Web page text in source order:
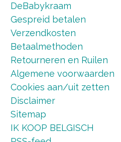
DeBabykraam
Gespreid betalen
Verzendkosten
Betaalmethoden
Retourneren en Ruilen
Algemene voorwaarden
Cookies aan/uit zetten
Disclaimer
Sitemap
IK KOOP BELGISCH